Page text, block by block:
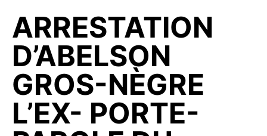
ARRESTATION
D’ABELSON
GROS-NÈGRE
L’EX- PORTE-